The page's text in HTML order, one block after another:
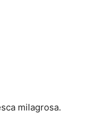
milagrosa.